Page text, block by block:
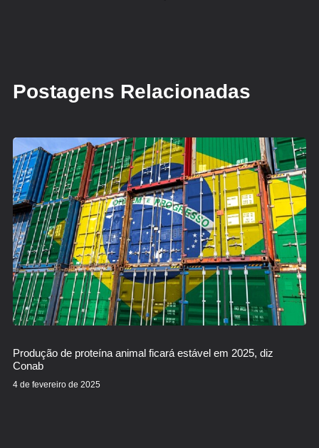
Postagens Relacionadas
Produção de proteína animal ficará estável em 2025, diz
Conab
4 de fevereiro de 2025